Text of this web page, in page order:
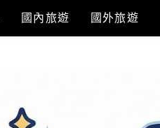
國內旅遊 國外旅遊